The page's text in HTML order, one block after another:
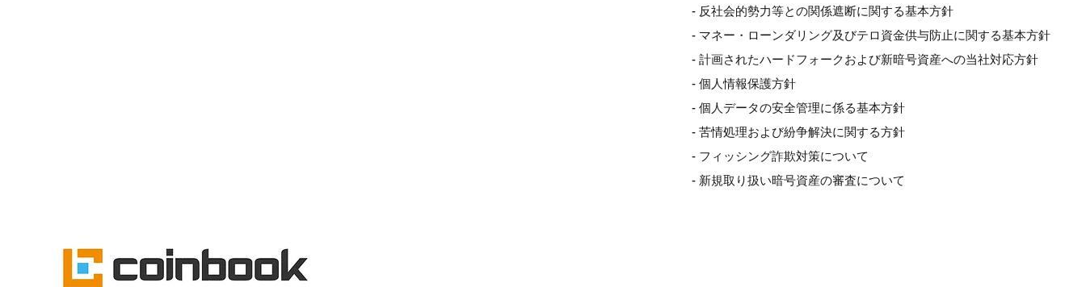
- 反社会的勢力等との関係遮断に関する基本方針
- マネー・ローンダリング及びテロ資金供与防止に関する基本方針
- 計画されたハードフォークおよび新暗号資産への当社対応方針
- 個人情報保護方針
- 個人データの安全管理に係る基本方針
- 苦情処理および紛争解決に関する方針
- フィッシング詐欺対策について
- 新規取り扱い暗号資産の審査について